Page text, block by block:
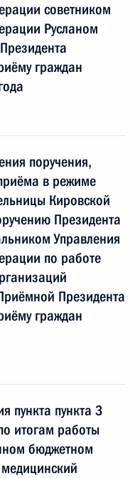
советником
Русланом
граждан
поручения,
в режиме
Кировской
Президента
Управления
по работе
Президента
граждан
пункта пункта 3
итогам работы
бюджетном